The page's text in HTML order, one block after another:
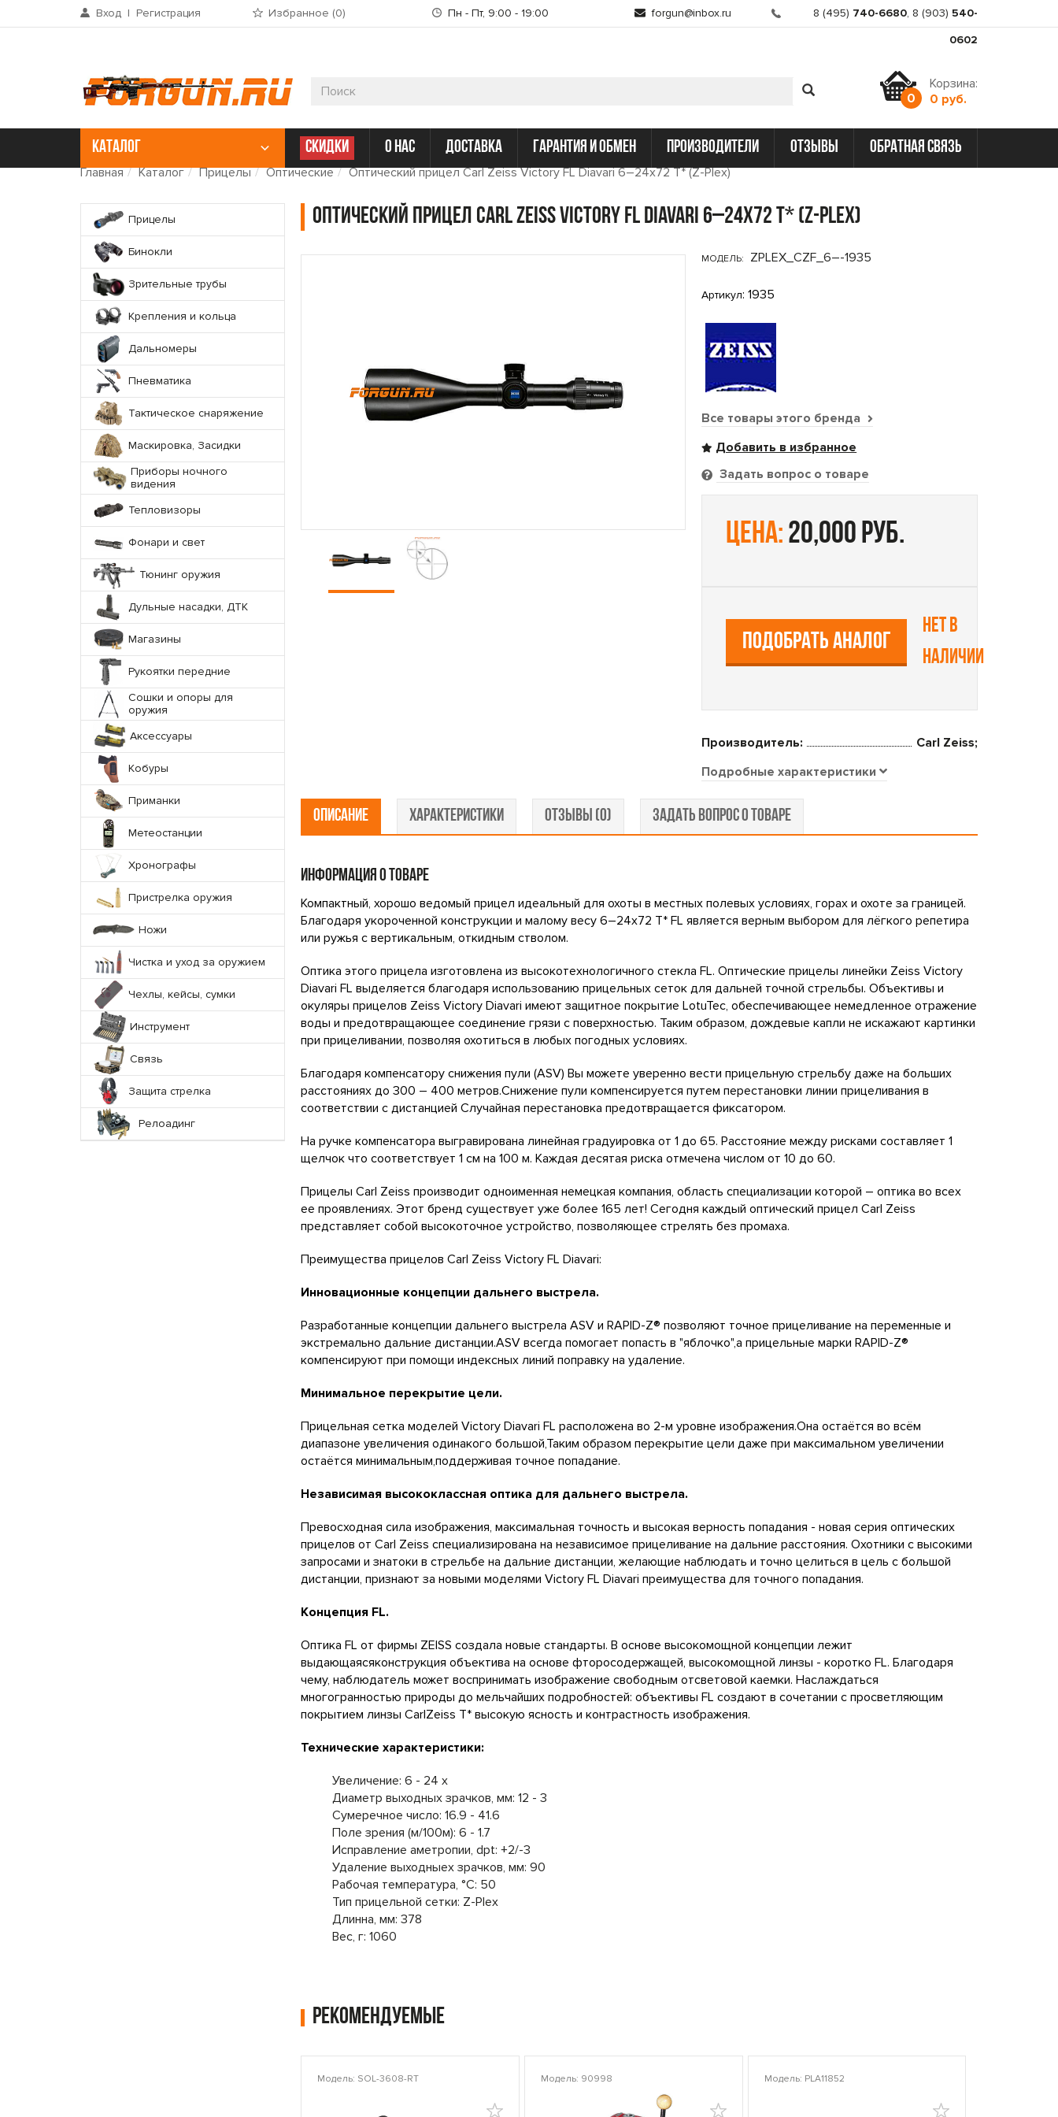
Вход | Регистрация Избранное (0) Пн - Пт, 9:00 - 19:00 forgun@inbox.ru 8 (495) 740-6680, 8 (903) 540-
0602
0
Корзина:
0 руб.
КАТАЛОГ СКИДКИ о нас доставка гарантия и обмен производители отзывы обратная связь
Главная Каталог Прицелы Оптические Оптический прицел Carl Zeiss Victory FL Diavari 6–24x72 T* (Z-Plex)
Прицелы
Бинокли
Зрительные трубы
Крепления и кольца
Дальномеры
Пневматика
Тактическое снаряжение
Маскировка, Засидки
Приборы ночного
видения
Тепловизоры
Фонари и свет
Тюнинг оружия
Дульные насадки, ДТК
Магазины
Рукоятки передние
Сошки и опоры для
оружия
Аксессуары
Кобуры
Приманки
Метеостанции
Хронографы
Пристрелка оружия
Ножи
Чистка и уход за оружием
Чехлы, кейсы, сумки
Инструмент
Связь
Защита стрелка
Релоадинг
Оптический прицел Carl Zeiss Victory FL Diavari 6–24x72 T* (Z-Plex)
МОДЕЛЬ: ZPLEX_CZF_6–-1935
Артикул: 1935
Все товары этого бренда
Задать вопрос о товаре
цена: 20,000 руб.
ПОДОБРАТЬ АНАЛОГ
Нет в
наличии
Производитель:
Carl Zeiss;
Подробные характеристики
ОПИСАНИЕ ХАРАКТЕРИСТИКИ ОТЗЫВЫ (0) ЗАДАТЬ ВОПРОС О ТОВАРЕ
ИНФОРМАЦИЯ О ТОВАРЕ
Компактный, хорошо ведомый прицел идеальный для охоты в местных полевых условиях, горах и охоте за границей.
Благодаря укороченной конструкции и малому весу 6–24x72 T* FL является верным выбором для лёгкого репетира
или ружья с вертикальным, откидным стволом.
Оптика этого прицела изготовлена из высокотехнологичного стекла FL. Оптические прицелы линейки Zeiss Victory
Diavari FL выделяется благодаря использованию прицельных сеток для дальней точной стрельбы. Объективы и
окуляры прицелов Zeiss Victory Diavari имеют защитное покрытие LotuTec, обеспечивающее немедленное отражение
воды и предотвращающее соединение грязи с поверхностью. Таким образом, дождевые капли не искажают картинки
при прицеливании, позволяя охотиться в любых погодных условиях.
Благодаря компенсатору снижения пули (ASV) Вы можете уверенно вести прицельную стрельбу даже на больших
расстояниях до 300 – 400 метров.Снижение пули компенсируется путем перестановки линии прицеливания в
соответствии с дистанцией Случайная перестановка предотвращается фиксатором.
На ручке компенсатора выгравирована линейная градуировка от 1 до 65. Расстояние между рисками составляет 1
щелчок что соответствует 1 см на 100 м. Каждая десятая риска отмечена числом от 10 до 60.
Прицелы Carl Zeiss производит одноименная немецкая компания, область специализации которой – оптика во всех
ее проявлениях. Этот бренд существует уже более 165 лет! Сегодня каждый оптический прицел Carl Zeiss
представляет собой высокоточное устройство, позволяющее стрелять без промаха.
Преимущества прицелов Carl Zeiss Victory FL Diavari:
Инновационные концепции дальнего выстрела.
Разработанные концепции дальнего выстрела ASV и RAPID-Z® позволяют точное прицеливание на переменные и
экстремально дальние дистанции.ASV всегда помогает попасть в "яблочко",а прицельные марки RAPID-Z®
компенсируют при помощи индексных линий поправку на удаление.
Минимальное перекрытие цели.
Прицельная сетка моделей Victory Diavari FL расположена во 2-м уровне изображения.Она остаётся во всём
диапазоне увеличения одинакого большой,Таким образом перекрытие цели даже при максимальном увеличении
остаётся минимальным,поддерживая точное попадание.
Независимая высококлассная оптика для дальнего выстрела.
Превосходная сила изображения, максимальная точность и высокая верность попадания - новая серия оптических
прицелов от Carl Zeiss специализирована на независимое прицеливание на дальние расстояния. Охотники с высокими
запросами и знатоки в стрельбе на дальние дистанции, желающие наблюдать и точно целиться в цель с большой
дистанции, признают за новыми моделями Victory FL Diavari преимущества для точного попадания.
Концепция FL.
Оптика FL от фирмы ZEISS создалa новые стандарты. В основе высокомощной концепции лежит
выдающаясяконструкция объектива на основе фторосодержащей, высокомощной линзы - коротко FL. Благодаря
чему, наблюдатель может воспринимать изображение свободным отсветовой каемки. Наслаждаться
многогранностью природы до мельчайших подробностей: объективы FL создают в сочетании с просветляющим
покрытием линзы CarlZeiss T* высокую ясность и контрастность изображения.
Технические характеристики:
Увеличение: 6 - 24 x
Диаметр выходных зрачков, мм: 12 - 3
Сумеречное число: 16.9 - 41.6
Поле зрения (м/100м): 6 - 1.7
Исправление аметропии, dpt: +2/-3
Удаление выходныех зрачков, мм: 90
Рабочая температура, °C: 50
Тип прицельной сетки: Z-Plex
Длинна, мм: 378
Вес, г: 1060
Рекомендуемые
Модель: SOL-3608-RT Модель: 90998 Модель: PLA11852